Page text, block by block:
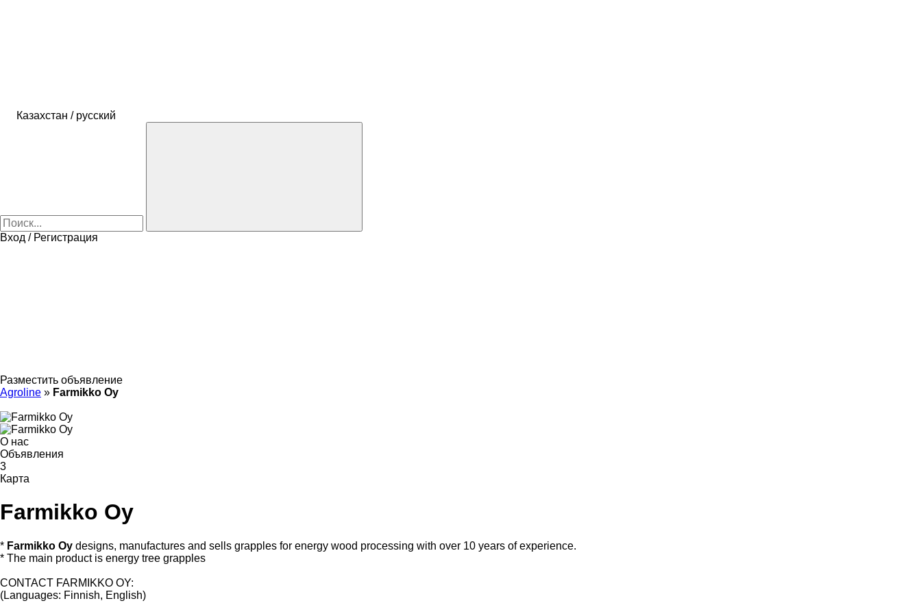
Казахстан / русский
Вход / Регистрация
Разместить объявление
Agroline » Farmikko Oy
О нас
Объявления
3
Карта
Farmikko Oy
* Farmikko Oy designs, manufactures and sells grapples for energy wood processing with over 10 years of experience.
* The main product is energy tree grapples
CONTACT FARMIKKO OY:
(Languages: Finnish, English)